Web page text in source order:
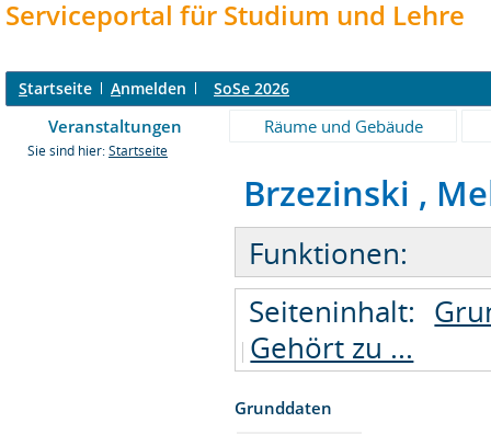
Serviceportal für Studium und Lehre
Startseite Anmelden SoSe 2026
Veranstaltungen Räume und Gebäude
Sie sind hier: Startseite
Brzezinski ,
Funktionen:
Seiteninhalt:
Gehört zu ...
Grunddaten